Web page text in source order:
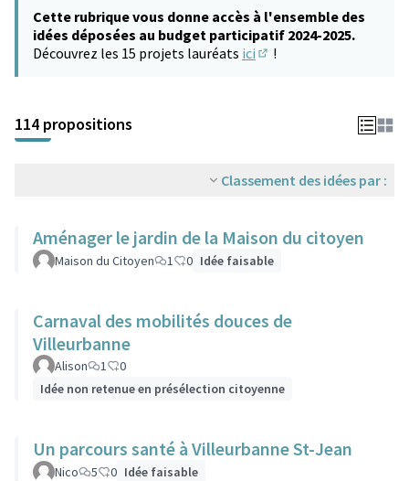
Cette rubrique vous donne accès à l'ensemble des
idées déposées au budget participatif 2024-2025.
Découvrez les 15 projets lauréats ici !
114 propositions
Classement des idées par :
Aménager le jardin de la Maison du citoyen
Maison du Citoyen 1 0 Idée faisable
Carnaval des mobilités douces de
Villeurbanne
Alison 1
0
Idée non retenue en présélection citoyenne
Un parcours santé à Villeurbanne St-Jean
Nico 5 0 Idée faisable